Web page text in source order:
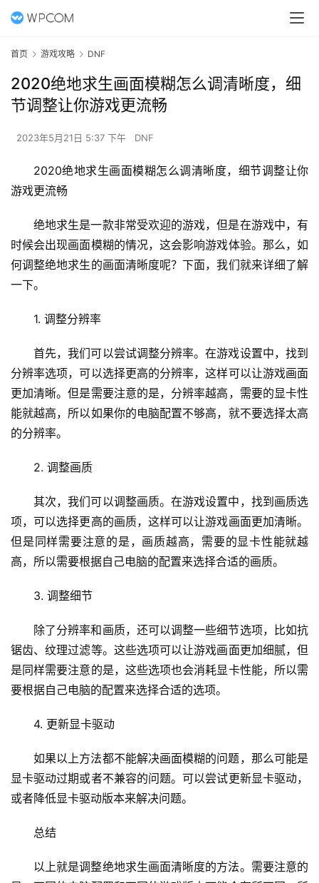
首页 游戏攻略 DNF
2020绝地求生画面模糊怎么调清晰度，细
节调整让你游戏更流畅
2023年5月21日 5:37 下午 DNF
2020绝地求生画面模糊怎么调清晰度，细节调整让你
游戏更流畅
绝地求生是一款非常受欢迎的游戏，但是在游戏中，有
时候会出现画面模糊的情况，这会影响游戏体验。那么，如
何调整绝地求生的画面清晰度呢？下面，我们就来详细了解
一下。
1. 调整分辨率
首先，我们可以尝试调整分辨率。在游戏设置中，找到
分辨率选项，可以选择更高的分辨率，这样可以让游戏画面
更加清晰。但是需要注意的是，分辨率越高，需要的显卡性
能就越高，所以如果你的电脑配置不够高，就不要选择太高
的分辨率。
2. 调整画质
其次，我们可以调整画质。在游戏设置中，找到画质选
项，可以选择更高的画质，这样可以让游戏画面更加清晰。
但是同样需要注意的是，画质越高，需要的显卡性能就越
高，所以需要根据自己电脑的配置来选择合适的画质。
3. 调整细节
除了分辨率和画质，还可以调整一些细节选项，比如抗
锯齿、纹理过滤等。这些选项可以让游戏画面更加细腻，但
是同样需要注意的是，这些选项也会消耗显卡性能，所以需
要根据自己电脑的配置来选择合适的选项。
4. 更新显卡驱动
如果以上方法都不能解决画面模糊的问题，那么可能是
显卡驱动过期或者不兼容的问题。可以尝试更新显卡驱动，
或者降低显卡驱动版本来解决问题。
总结
以上就是调整绝地求生画面清晰度的方法。需要注意的